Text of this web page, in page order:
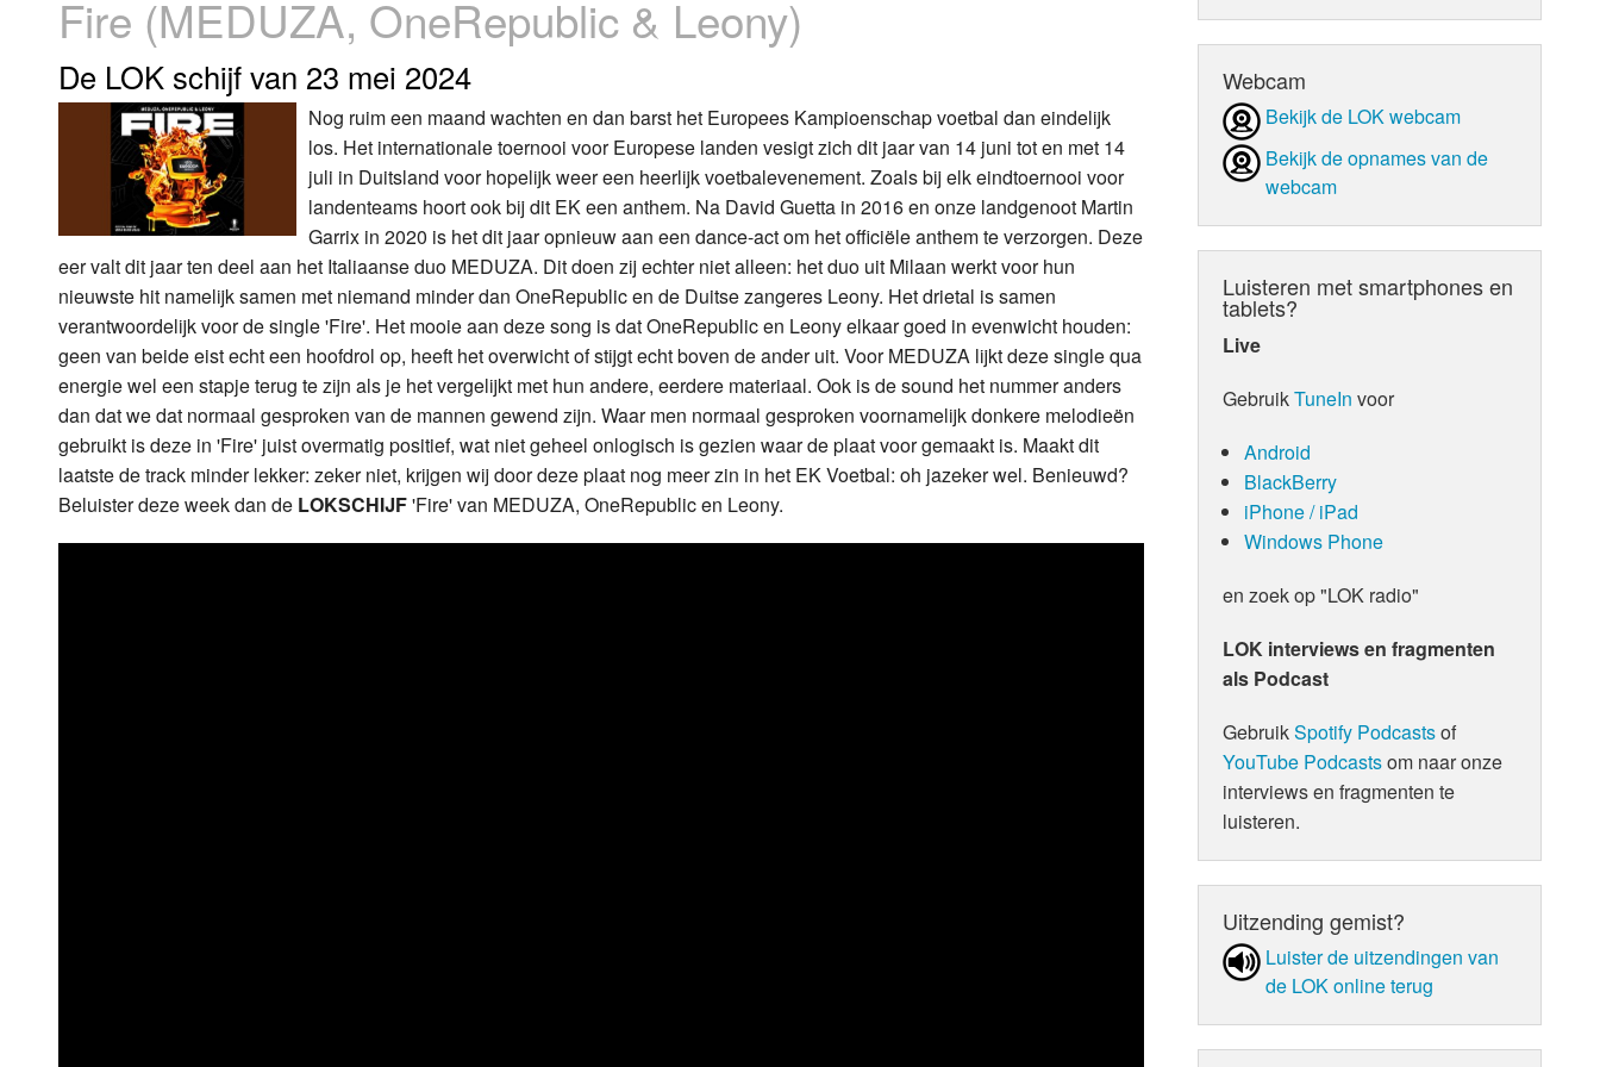
Donderdag
Vrijdag
Zaterdag
Zondag
Luister LOK Live
LOK schijf
Oude LOK programma's
Over Krimpen a/d IJssel
Fire (MEDUZA, OneRepublic & Leony)
De LOK schijf van 23 mei 2024
Nog ruim een maand wachten en dan barst het Europees Kampioenschap voetbal dan eindelijk
los. Het internationale toernooi voor Europese landen vesigt zich dit jaar van 14 juni tot en met 14
juli in Duitsland voor hopelijk weer een heerlijk voetbalevenement. Zoals bij elk eindtoernooi voor
landenteams hoort ook bij dit EK een anthem. Na David Guetta in 2016 en onze landgenoot Martin
Garrix in 2020 is het dit jaar opnieuw aan een dance-act om het officiële anthem te verzorgen. Deze
eer valt dit jaar ten deel aan het Italiaanse duo MEDUZA. Dit doen zij echter niet alleen: het duo uit Milaan werkt voor hun
nieuwste hit namelijk samen met niemand minder dan OneRepublic en de Duitse zangeres Leony. Het drietal is samen
verantwoordelijk voor de single 'Fire'. Het mooie aan deze song is dat OneRepublic en Leony elkaar goed in evenwicht houden:
geen van beide eist echt een hoofdrol op, heeft het overwicht of stijgt echt boven de ander uit. Voor MEDUZA lijkt deze single qua
energie wel een stapje terug te zijn als je het vergelijkt met hun andere, eerdere materiaal. Ook is de sound het nummer anders
dan dat we dat normaal gesproken van de mannen gewend zijn. Waar men normaal gesproken voornamelijk donkere melodieën
gebruikt is deze in 'Fire' juist overmatig positief, wat niet geheel onlogisch is gezien waar de plaat voor gemaakt is. Maakt dit
laatste de track minder lekker: zeker niet, krijgen wij door deze plaat nog meer zin in het EK Voetbal: oh jazeker wel. Benieuwd?
Beluister deze week dan de LOKSCHIJF'Fire' van MEDUZA, OneRepublic en Leony.
Webcam
Bekijk de LOK webcam
Bekijk de opnames van de
webcam
Luisteren met smartphones en
tablets?
Live
GebruikTuneIn voor
Android
BlackBerry
iPhone / iPad
Windows Phone
en zoek op "LOK radio"
LOK interviews en fragmenten
als Podcast
GebruikSpotify Podcastsof
YouTube Podcastsom naar onze
interviews en fragmenten te
luisteren.
Uitzending gemist?
Luister de uit­zen­din­gen van
de LOK online terug